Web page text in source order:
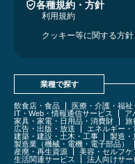
各種規約・方針
利用規約
クッキー等に関する方針
業種で探す
飲食店・食品 医療・介護・福祉
IT・Web・情報通信サービス
ア
家具・家電・日用品・消費財
旅
広告・出版・放送
エネルギー・
建築・建設・土木・工事
製造・
製造業（機械・電機・電子部品）
産廃・再生資源
美容・セルフケ
生活関連サービス
法人向けサー